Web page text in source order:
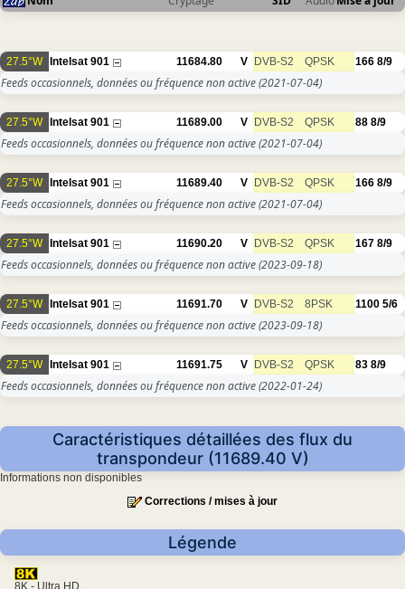
27.5°W Intelsat 901 11684.80 V DVB-S2 QPSK 166 8/9
Feeds occasionnels, données ou fréquence non active(2021-07-04)
27.5°W Intelsat 901 11689.00 V DVB-S2 QPSK 88 8/9
Feeds occasionnels, données ou fréquence non active(2021-07-04)
27.5°W Intelsat 901 11689.40 V DVB-S2 QPSK 166 8/9
Feeds occasionnels, données ou fréquence non active(2021-07-04)
27.5°W Intelsat 901 11690.20 V DVB-S2 QPSK 167 8/9
Feeds occasionnels, données ou fréquence non active(2023-09-18)
27.5°W Intelsat 901 11691.70 V DVB-S2 8PSK 1100 5/6
Feeds occasionnels, données ou fréquence non active(2023-09-18)
27.5°W Intelsat 901 11691.75 V DVB-S2 QPSK 83 8/9
Feeds occasionnels, données ou fréquence non active(2022-01-24)
Caractéristiques détaillées des flux du
transpondeur (11689.40 V)
Informations non disponibles
Corrections / mises à jour
Légende
8K - Ultra HD